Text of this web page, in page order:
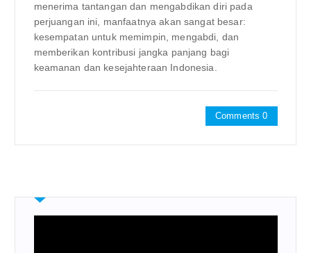
menerima tantangan dan mengabdikan diri pada
perjuangan ini, manfaatnya akan sangat besar:
kesempatan untuk memimpin, mengabdi, dan
memberikan kontribusi jangka panjang bagi
keamanan dan kesejahteraan Indonesia.
Comments 0